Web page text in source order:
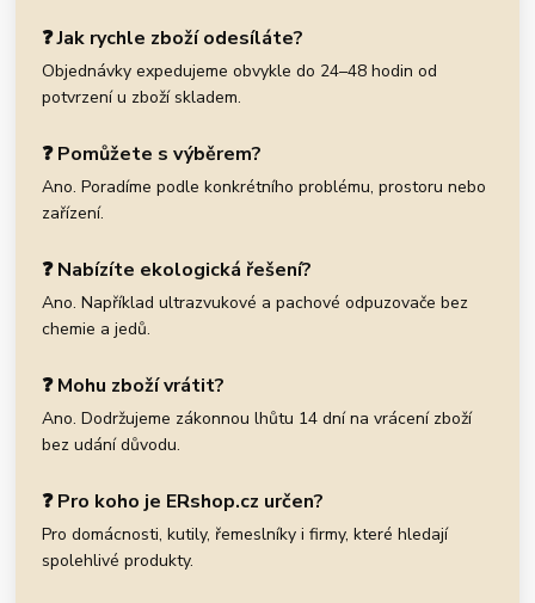
❓ Jak rychle zboží odesíláte?
Objednávky expedujeme obvykle do 24–48 hodin od
potvrzení u zboží skladem.
❓ Pomůžete s výběrem?
Ano. Poradíme podle konkrétního problému, prostoru nebo
zařízení.
❓ Nabízíte ekologická řešení?
Ano. Například ultrazvukové a pachové odpuzovače bez
chemie a jedů.
❓ Mohu zboží vrátit?
Ano. Dodržujeme zákonnou lhůtu 14 dní na vrácení zboží
bez udání důvodu.
❓ Pro koho je ERshop.cz určen?
Pro domácnosti, kutily, řemeslníky i firmy, které hledají
spolehlivé produkty.